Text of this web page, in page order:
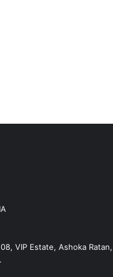
VIP Estate, Ashoka Ratan,